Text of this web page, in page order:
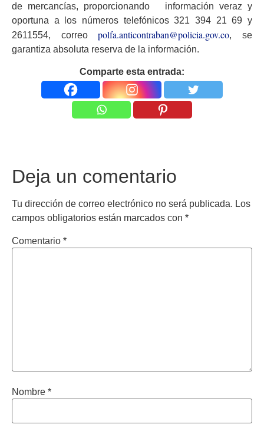
de mercancías, proporcionando información veraz y
oportuna a los números telefónicos 321 394 21 69 y
2611554, correopolfa.anticontraban@policia.gov.co, se
garantiza absoluta reserva de la información.
Comparte esta entrada:
Deja un comentario
Tu dirección de correo electrónico no será publicada. Los
campos obligatorios están marcados con *
Comentario *
Nombre *